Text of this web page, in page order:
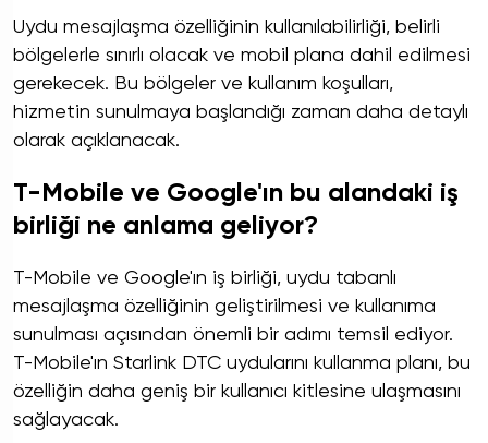
Uydu mesajlaşma özelliğinin kullanılabilirliği, belirli
bölgelerle sınırlı olacak ve mobil plana dahil edilmesi
gerekecek. Bu bölgeler ve kullanım koşulları,
hizmetin sunulmaya başlandığı zaman daha detaylı
olarak açıklanacak.
T-Mobile ve Google'ın bu alandaki iş
birliği ne anlama geliyor?
T-Mobile ve Google'ın iş birliği, uydu tabanlı
mesajlaşma özelliğinin geliştirilmesi ve kullanıma
sunulması açısından önemli bir adımı temsil ediyor.
T-Mobile'ın Starlink DTC uydularını kullanma planı, bu
özelliğin daha geniş bir kullanıcı kitlesine ulaşmasını
sağlayacak.